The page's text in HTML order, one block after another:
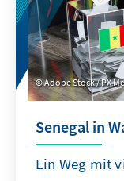
jetzigen
Wahlgang
zum Ende der
02.04.2024
Sall möglich.
Adobe Stock / PX
Senegal in
Ein Weg mit